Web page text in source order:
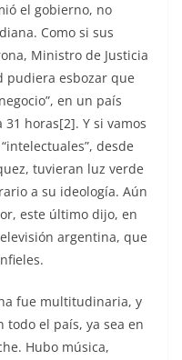
el gobierno, no
Como si sus
Ministro de Justicia
pudiera esbozar que
en un país
horas[2]. Y si vamos
desde
tuvieran luz verde
a su ideología. Aún
este último dijo, en
argentina, que
fue multitudinaria, y
todo el país, ya sea en
Hubo música,